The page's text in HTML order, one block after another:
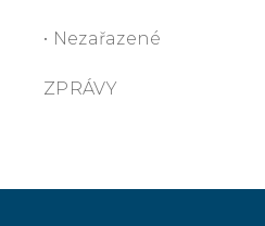
• Nezařazené
ZPRÁVY